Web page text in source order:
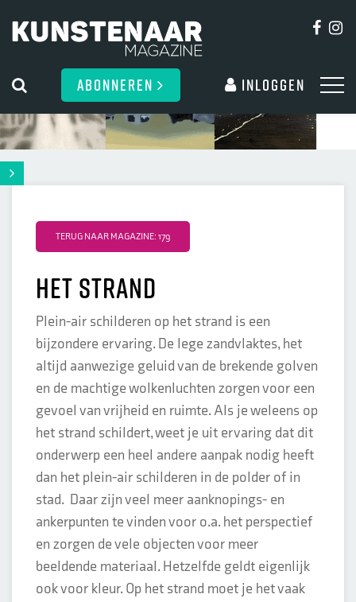
ABONNEREN Inloggen
TERUG NAAR MAGAZINE: 179
Het strand
Plein-air schilderen op het strand is een
bijzondere ervaring. De lege zandvlaktes, het
altijd aanwezige geluid van de brekende golven
en de machtige wolkenluchten zorgen voor een
gevoel van vrijheid en ruimte. Als je weleens op
het strand schildert, weet je uit ervaring dat dit
onderwerp een heel andere aanpak nodig heeft
dan het plein-air schilderen in de polder of in
stad. Daar zijn veel meer aanknopings- en
ankerpunten te vinden voor o.a. het perspectief
en zorgen de vele objecten voor meer
beeldende materiaal. Hetzelfde geldt eigenlijk
ook voor kleur. Op het strand moet je het vaak